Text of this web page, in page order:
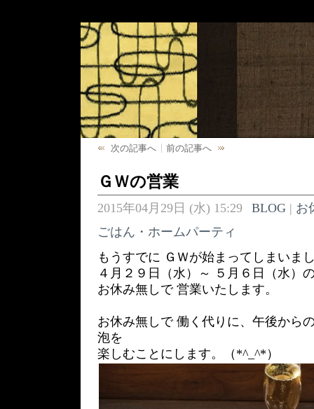
次の記事へ 前の記事へ
ＧＷの営業
2015年04月29日 (水) 15:29 BLOG| お
ごはん・ホームパーティ
もうすでに ＧＷが始まってしまいま
４月２９日（水）～ ５月６日（水）
お休み無しで 営業いたします。
お休み無しで 働く代りに、午後から
泡を
楽しむことにします。（*^_^*）